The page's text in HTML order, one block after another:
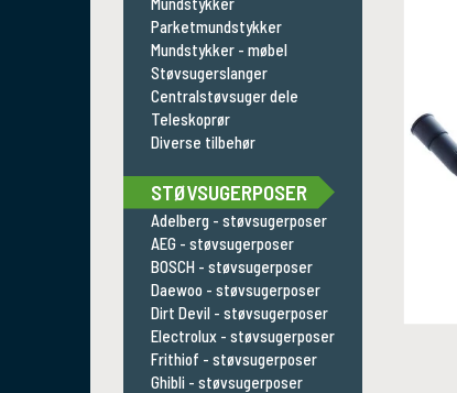
Parketmundstykker
Mundstykker - møbel
Støvsugerslanger
Centralstøvsuger dele
Teleskoprør
Diverse tilbehør
STØVSUGERPOSER
Adelberg - støvsugerposer
AEG - støvsugerposer
BOSCH - støvsugerposer
Daewoo - støvsugerposer
Dirt Devil - støvsugerposer
Electrolux - støvsugerposer
Frithiof - støvsugerposer
Ghibli - støvsugerposer